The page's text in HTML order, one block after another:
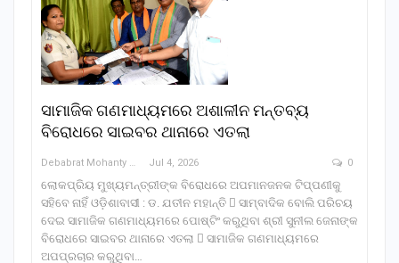
ସାମାଜିକ ଗଣମାଧ୍ୟମରେ ଅଶାଳୀନ ମନ୍ତବ୍ୟ
ବିରୋଧରେ ସାଇବର ଥାନାରେ ଏତଲା
Debabrat Mohanty Jul 4, 2026 0
ଲୋକପ୍ରିୟ ମୁଖ୍ୟମନ୍ତ୍ରୀଙ୍କ ବିରୋଧରେ ଅପମାନଜନକ ଟିପ୍ପଣୀକୁ
ସହିବେ ନାହିଁ ଓଡ଼ିଶାବାସୀ : ଡ. ଯତୀନ ମହାନ୍ତି  ସାମ୍ବାଦିକ ବୋଲି ପରିଚୟ
ଦେଇ ସାମାଜିକ ଗଣମାଧ୍ୟମରେ ପୋଷ୍ଟିଂ କରୁଥିବା ଶ୍ରୀ ସୁନୀଲ ଜେନାଙ୍କ
ବିରୋଧରେ ସାଇବର ଥାନାରେ ଏତଲା  ସାମାଜିକ ଗଣମାଧ୍ୟମରେ
ଅପପ୍ରଚାର କରୁଥିବା…